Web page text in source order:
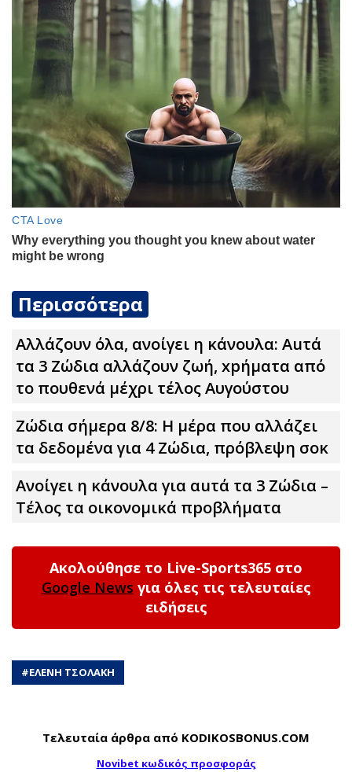
Περισσότερα
Αλλάζουν όλα, ανοίγει η κάνουλα: Αuτά
τα 3 Zώδια αλλάζουν ζωή, xpήματα από
το πουθενά μέχρι τέλος Αυγούστου
Ζώδια σήμερα 8/8: Η μέρα που αλλάζει
τα δεδομένα για 4 Zώδια, πρόβλεψη σoκ
Ανοίγει η κάνουλα για αuτά τα 3 Zώδια –
Τέλος τα οικονομικά πpοβλήματα
Ακολούθησε το Live-Sports365 στο
Google News για όλες τις τελευταίες
ειδήσεις
#ΕΛΕΝΗ ΤΣΟΛΑΚΗ
Τελευταία άρθρα από KODIKOSBONUS.COM
Novibet κωδικός προσφοράς